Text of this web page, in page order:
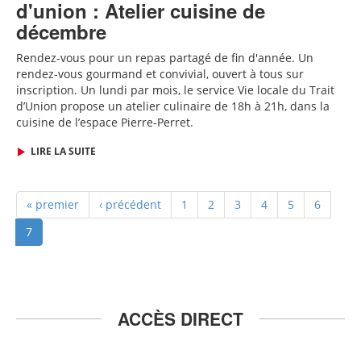
d'union : Atelier cuisine de
décembre
Rendez-vous pour un repas partagé de fin d'année. Un
rendez-vous gourmand et convivial, ouvert à tous sur
inscription. Un lundi par mois, le service Vie locale du Trait
d’Union propose un atelier culinaire de 18h à 21h, dans la
cuisine de l’espace Pierre-Perret.
LIRE LA SUITE
« premier ‹ précédent 1 2 3 4 5
6
7
ACCÈS DIRECT